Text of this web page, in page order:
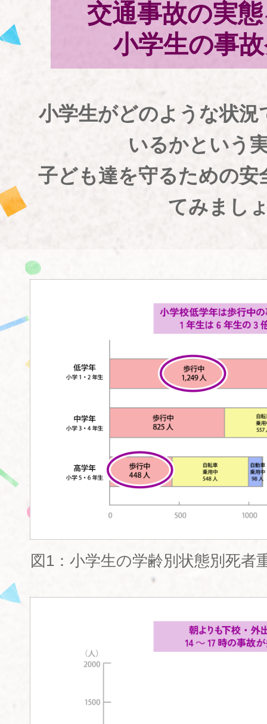
交通事故の実
小学生の事
小学生がどのような状況
いるかという
子ども達を守るための安
てみまし
図1：小学生の学齢別状態別死者